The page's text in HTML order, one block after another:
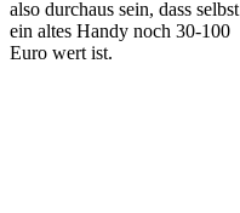
also durchaus sein, dass selbst
ein altes Handy noch 30-100
Euro wert ist.